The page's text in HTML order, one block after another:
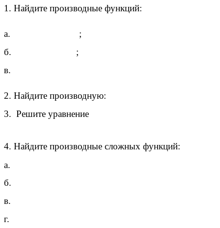
1. Найдите производные функций:
а.
;
б.
;
в.
2. Найдите производную:
3. Решите уравнение
4. Найдите производные сложных функций:
а.
б.
в.
г.